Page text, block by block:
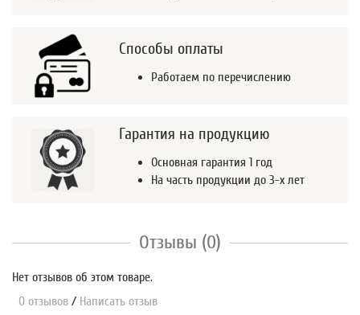
Способы оплаты
Работаем по перечислению
Гарантия на продукцию
Основная гарантия 1 год
На часть продукции до 3-х лет
Отзывы (0)
Нет отзывов об этом товаре.
0 отзывов / Написать отзыв